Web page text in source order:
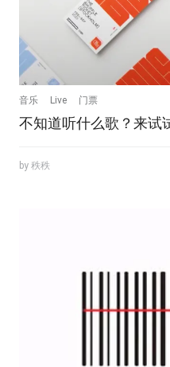
音乐 Live 门票
不知道听什么歌？来试
by 秩秩